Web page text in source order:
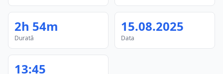
2h 54m
Durată
15.08.2025
Data
13:45